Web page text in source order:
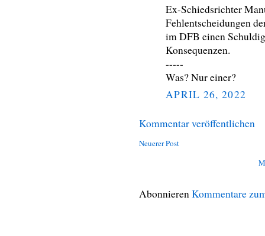
Ex-Schiedsrichter
Fehlentscheidungen
im DFB einen
Konsequenzen.
-----
Was? Nur einer?
APRIL 26, 2022
Kommentar veröffentlichen
Neuerer Post
AbonnierenKommentare